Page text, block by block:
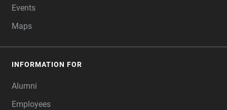
Events
Maps
INFORMATION FOR
Alumni
Employees